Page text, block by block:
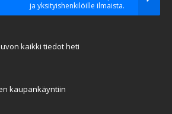
ja yksityishenkilöille ilmaista.
kaikki tiedot heti
kaupankäyntiin